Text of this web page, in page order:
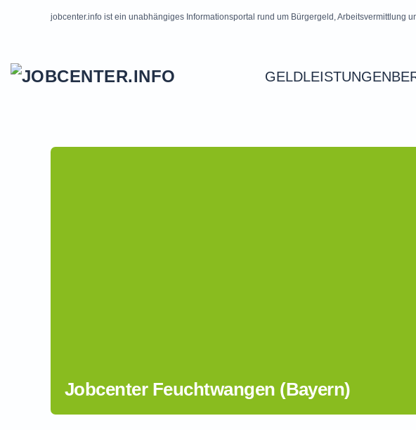
jobcenter.info ist ein unabhängiges Informationsportal rund um Bürgergeld, Arbeitsvermittlung
GELDLEISTUNGEN
Jobcenter Feuchtwangen (Bayern)